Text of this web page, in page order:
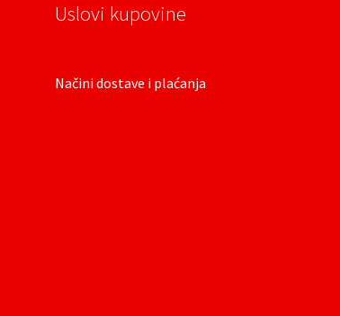
Uslovi kupovine
Načini dostave i plaćanja